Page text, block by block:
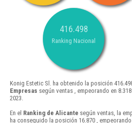
416.498
Ranking Nacional
Konig Estetic Sl. ha obtenido la posición
Empresas según ventas , empeorando en
2023.
En el Ranking de Alicante según ventas, la
ha conseguido la posición 16.870 ,